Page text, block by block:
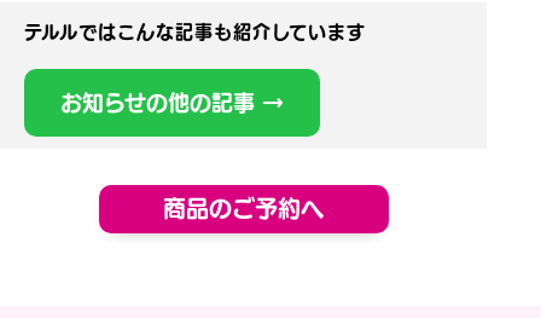
テルルではこんな記事も紹介しています
お知らせの他の記事 →
商品のご予約へ